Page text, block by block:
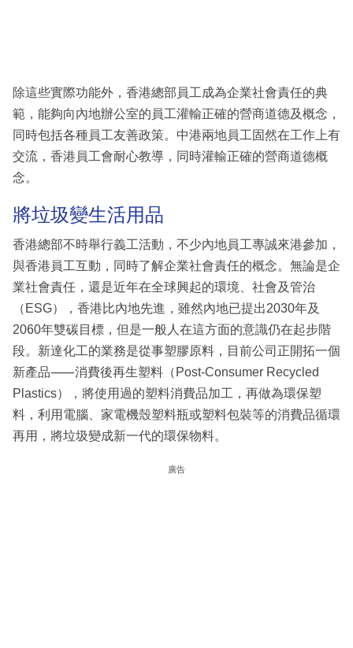
除這些實際功能外，香港總部員工成為企業社會責任的典
範，能夠向內地辦公室的員工灌輸正確的營商道德及概念，
同時包括各種員工友善政策。中港兩地員工固然在工作上有
交流，香港員工會耐心教導，同時灌輸正確的營商道德概
念。
將垃圾變生活用品
香港總部不時舉行義工活動，不少內地員工專誠來港參加，
與香港員工互動，同時了解企業社會責任的概念。無論是企
業社會責任，還是近年在全球興起的環境、社會及管治
（ESG），香港比內地先進，雖然內地已提出2030年及
2060年雙碳目標，但是一般人在這方面的意識仍在起步階
段。新達化工的業務是從事塑膠原料，目前公司正開拓一個
新產品⸺消費後再生塑料（Post-Consumer Recycled
Plastics），將使用過的塑料消費品加工，再做為環保塑
料，利用電腦、家電機殼塑料瓶或塑料包裝等的消費品循環
再用，將垃圾變成新一代的環保物料。
廣告